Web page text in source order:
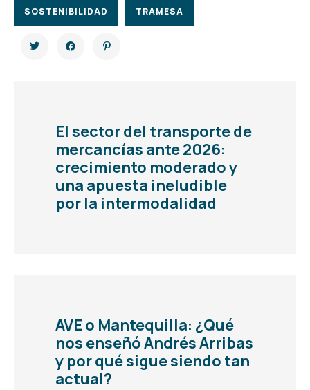
SOSTENIBILIDAD TRAMESA
El sector del transporte de
mercancías ante 2026:
crecimiento moderado y
una apuesta ineludible
por la intermodalidad
AVE o Mantequilla: ¿Qué
nos enseñó Andrés Arribas
y por qué sigue siendo tan
actual?